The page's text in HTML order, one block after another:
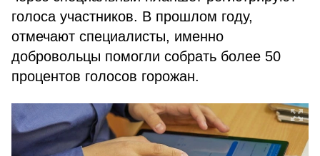
голоса участников. В прошлом году,
отмечают специалисты, именно
добровольцы помогли собрать более 50
процентов голосов горожан.